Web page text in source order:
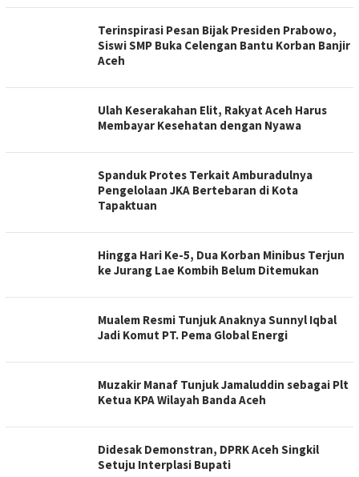
Terinspirasi Pesan Bijak Presiden Prabowo,
Siswi SMP Buka Celengan Bantu Korban Banjir
Aceh
Ulah Keserakahan Elit, Rakyat Aceh Harus
Membayar Kesehatan dengan Nyawa
Spanduk Protes Terkait Amburadulnya
Pengelolaan JKA Bertebaran di Kota
Tapaktuan
Hingga Hari Ke-5, Dua Korban Minibus Terjun
ke Jurang Lae Kombih Belum Ditemukan
Mualem Resmi Tunjuk Anaknya Sunnyl Iqbal
Jadi Komut PT. Pema Global Energi
Muzakir Manaf Tunjuk Jamaluddin sebagai Plt
Ketua KPA Wilayah Banda Aceh
Didesak Demonstran, DPRK Aceh Singkil
Setuju Interplasi Bupati